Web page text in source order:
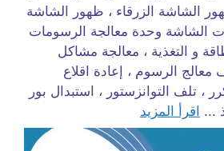
الشاشة الزرقاء ، ظهور الشاشة
الشاشة وحدة معالجة الرسومات
و التغذية ، معالجة مشاكل
معالج الرسوم ، إعادة اقلاع
تلف التوانزستور ، استبدال بور
... اقرأ المزيد